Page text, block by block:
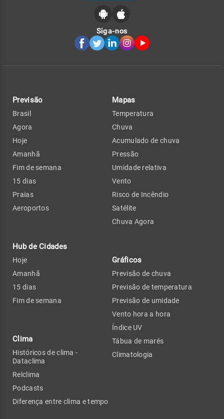
Siga-nos
Previsão
Brasil
Agora
Hoje
Amanhã
Fim de semana
15 dias
Praias
Aeroportos
Hub de Cidades
Hoje
Amanhã
15 dias
Fim de semana
Clima
Históricos de clima -
Dataclima
Relclima
Podcasts
Diferença entre clima e tempo
Mapas
Temperatura
Chuva
Acumulado de chuva
Pressão
Umidade relativa
Vento
Risco de Incêndio
Satélite
Chuva Agora
Gráficos
Previsão de chuva
Previsão de temperatura
Previsão de umidade
Vento hora a hora
Índice UV
Tábua de marés
Climatologia